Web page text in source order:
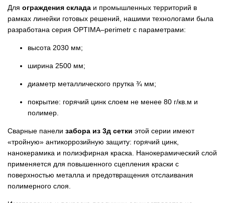
Для ограждения склада и промышленных территорий в
рамках линейки готовых решений, нашими технологами была
разработана серия OPTIMA–perimetr с параметрами:
высота 2030 мм;
ширина 2500 мм;
диаметр металлического прутка ¾ мм;
покрытие: горячий цинк слоем не менее 80 г/кв.м и
полимер.
Сварные панели забора из 3д сетки этой серии имеют
«тройную» антикоррозийную защиту: горячий цинк,
нанокерамика и полиэфирная краска. Нанокерамический слой
применяется для повышенного сцепления краски с
поверхностью металла и предотвращения отслаивания
полимерного слоя.